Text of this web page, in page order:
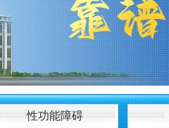
性功能障碍